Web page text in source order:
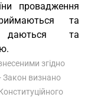
провадження
та
даються та
згідно
Закон визнано